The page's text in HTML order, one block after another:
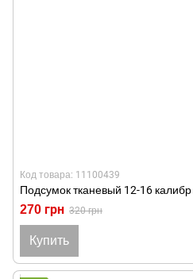
Код товара: 11100439
Подсумок тканевый 12-16
270 грн 320 грн
Купить